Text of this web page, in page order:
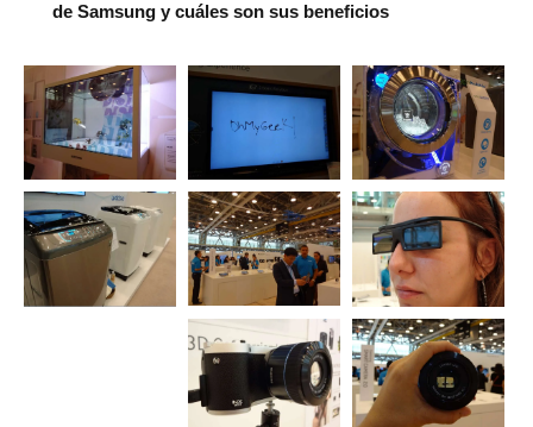
de Samsung y cuáles son sus beneficios